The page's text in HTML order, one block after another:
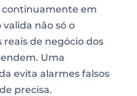
continuamente em
não só o
de negócio dos
Uma
evita alarmes falsos
precisa.